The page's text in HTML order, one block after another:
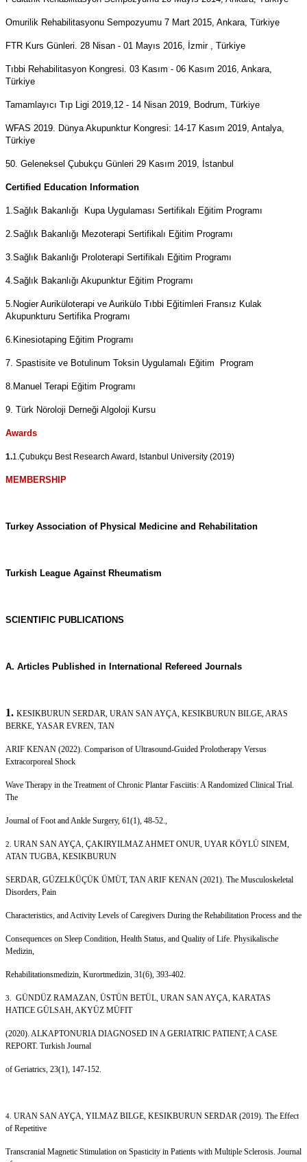
Omurilik Rehabilitasyonu Sempozyumu 7 Mart 2015, Ankara, Türkiye
FTR Kurs Günleri. 28 Nisan - 01 Mayıs 2016, İzmir , Türkiye
Tıbbi Rehabilitasyon Kongresi. 03 Kasım - 06 Kasım 2016, Ankara,
Türkiye
Tamamlayıcı Tıp Ligi 2019,12 - 14 Nisan 2019, Bodrum, Türkiye
WFAS 2019. Dünya Akupunktur Kongresi: 14-17 Kasım 2019, Antalya,
Türkiye
50. Geleneksel Çubukçu Günleri 29 Kasım 2019, İstanbul
Certified Education Information
1.Sağlık Bakanlığı Kupa Uygulaması Sertifikalı Eğitim Programı
2.Sağlık Bakanlığı Mezoterapi Sertifikalı Eğitim Programı
3.Sağlık Bakanlığı Proloterapi Sertifikalı Eğitim Programı
4.Sağlık Bakanlığı Akupunktur Eğitim Programı
5.Nogier Auriküloterapi ve Aurikülo Tıbbi Eğitimleri Fransız Kulak
Akupunkturu Sertifika Programı
6.Kinesiotaping Eğitim Programı
7. Spastisite ve Botulinum Toksin Uygulamalı Eğitim Program
8.Manuel Terapi Eğitim Programı
9. Türk Nöroloji Derneği Algoloji Kursu
Awards
1.1.Çubukçu Best Research Award, Istanbul University (2019)
MEMBERSHIP
Turkey Association of Physical Medicine and Rehabilitation
Turkish League Against Rheumatism
SCIENTIFIC PUBLICATIONS
A. Articles Published in International Refereed Journals
1. KESIKBURUN SERDAR, URAN SAN AYÇA, KESIKBURUN BILGE, ARAS
BERKE, YASAR EVREN, TAN
ARIF KENAN (2022). Comparison of Ultrasound-Guided Prolotherapy Versus
Extracorporeal Shock
Wave Therapy in the Treatment of Chronic Plantar Fasciitis: A Randomized Clinical Trial.
The
Journal of Foot and Ankle Surgery, 61(1), 48-52.,
2. URAN SAN AYÇA, ÇAKIRYILMAZ AHMET ONUR, UYAR KÖYLÜ SINEM,
ATAN TUGBA, KESIKBURUN
SERDAR, GÜZELKÜÇÜK ÜMÜT, TAN ARIF KENAN (2021). The Musculoskeletal
Disorders, Pain
Characteristics, and Activity Levels of Caregivers During the Rehabilitation Process and the
Consequences on Sleep Condition, Health Status, and Quality of Life. Physikalische
Medizin,
Rehabilitationsmedizin, Kurortmedizin, 31(6), 393-402.
3. GÜNDÜZ RAMAZAN, ÜSTÜN BETÜL, URAN SAN AYÇA, KARATAS
HATICE GÜLSAH, AKYÜZ MÜFIT
(2020). ALKAPTONURIA DIAGNOSED IN A GERIATRIC PATIENT; A CASE
REPORT. Turkish Journal
of Geriatrics, 23(1), 147-152.
4. URAN SAN AYÇA, YILMAZ BILGE, KESIKBURUN SERDAR (2019). The Effect
of Repetitive
Transcranial Magnetic Stimulation on Spasticity in Patients with Multiple Sclerosis. Journal